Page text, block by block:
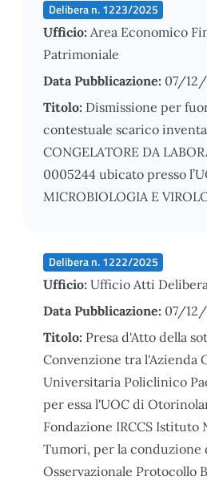
Delibera n. 1223/2025
Ufficio: Area Economico
Patrimoniale
Data Pubblicazione: 07/
Titolo: Dismissione per
contestuale scarico
CONGELATORE DA
0005244 ubicato presso
MICROBIOLOGIA E
Delibera n. 1222/2025
Ufficio: Ufficio Atti
Data Pubblicazione: 07/
Titolo: Presa d'Atto della
Convenzione tra l'Azienda
Universitaria Policlinico
per essa l'UOC di
Fondazione IRCCS Istituto
Tumori, per la conduzione
Osservazionale Protocollo